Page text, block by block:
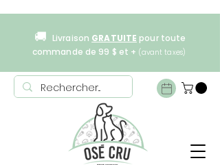
🚚 Livraison GRATUITE pour toute
commande de 99 $ et + (avant taxes)